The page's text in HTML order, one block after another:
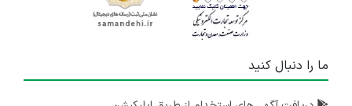
ما را دنبال کنید